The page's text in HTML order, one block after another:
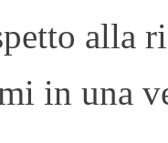
alla
in una